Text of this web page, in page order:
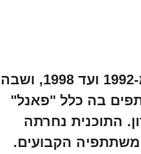
פופוליטיקה היא תוכנית טלוויזיה ישראלית ששודרה בערוץ הראשון מ-1992 ועד 1998, ושבה
בה כלל "פאנל"
התוכנית נחרתה
משתתפיה הקבועים.